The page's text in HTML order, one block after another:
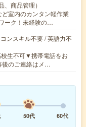
商品管理）
室内のカンタン軽作業
ーク！未経験の…
ンスキル不要 / 英語力不
生不可▼携帯電話をお
後のご連絡はメ…
50代 60代